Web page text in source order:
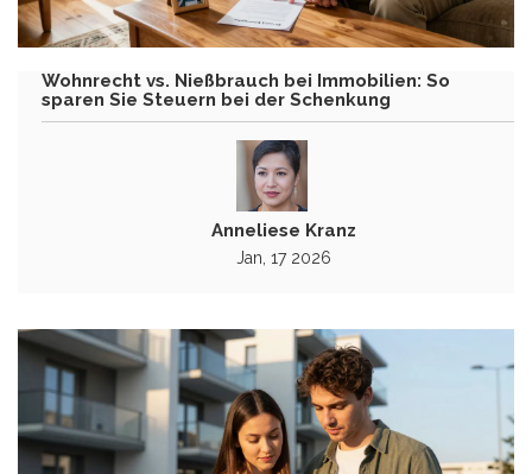
Wohnrecht vs. Nießbrauch bei Immobilien: So
sparen Sie Steuern bei der Schenkung
Anneliese Kranz
Jan, 17 2026